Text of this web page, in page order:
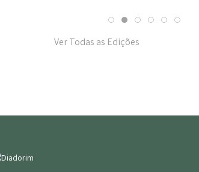
Ver Todas as Edições